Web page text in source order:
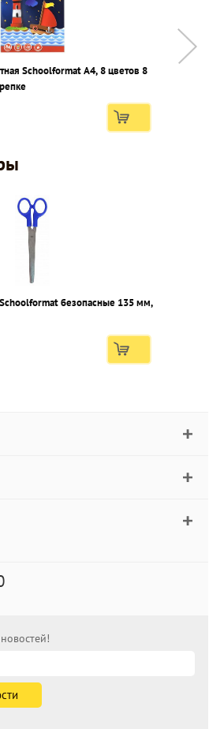
Schoolformat А4, 8 цветов 8
безопасные 135 мм,